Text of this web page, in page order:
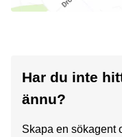
Har du inte
ännu?
Skapa en sökagent